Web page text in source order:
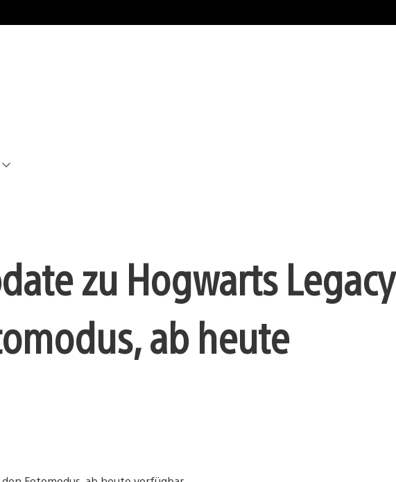
zu Hogwarts Legacy
ab heute